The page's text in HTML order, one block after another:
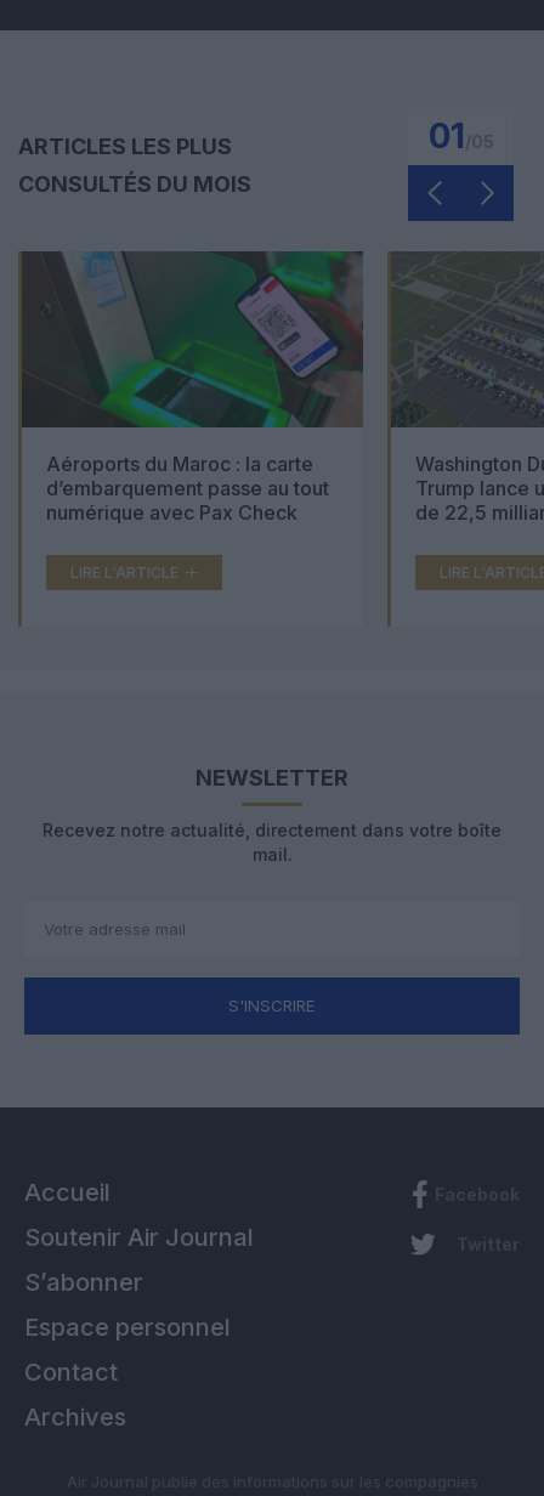
ARTICLES LES PLUS
CONSULTÉS DU MOIS
01
Aéroports du Maroc : la carte
d’embarquement passe au tout
numérique avec Pax Check
LIRE L'ARTICLE
Washington
Trump lance
de 22,5
LIRE
NEWSLETTER
Recevez notre actualité, directement dans votre boîte
mail.
S'INSCRIRE
Accueil
Soutenir Air Journal
S’abonner
Espace personnel
Contact
Archives